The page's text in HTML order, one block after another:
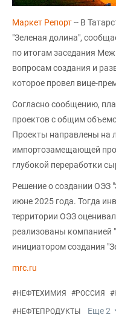
Маркет Репорт-- В
"Зеленая долина",
по итогам заседания
вопросам создания и
которое провел вице-
Согласно сообщению,
проектов с общим
Проекты направлены на
импортозамещающей
глубокой переработки
Решение о создании ОЭЗ
июне 2025 года. Тогда
территории ОЭЗ
реализованы компанией
инициатором создания
mrc.ru
#НЕФТЕХИМИЯ #РОССИЯ #
#НЕФТЕПРОДУКТЫ Еще2